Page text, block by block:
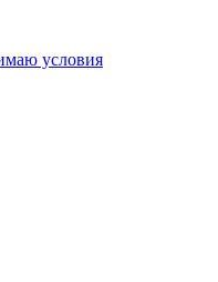
условия